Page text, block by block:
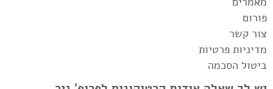
פורום
צור קשר
מדיניות פרטיות
ביטול הסכמה